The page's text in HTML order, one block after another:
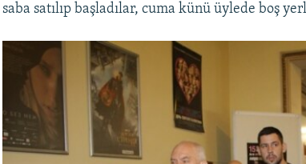
saba satılıp başladılar, cuma künü üylede boş